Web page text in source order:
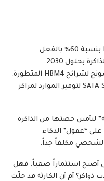
سامسونج قد توقف إنتاج أقراص SATA SSD لتوفير الموارد لمراكز
لتأمين حصتها من الذاكرة
على “عقول” الذكاء
مكلفاً جداً.
أصبح استثماراً صعباً. فهل
ذواكر؟ أم أن الكارثة قد حلّت